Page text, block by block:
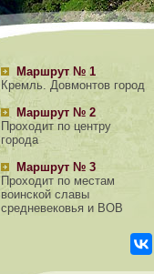
Маршрут № 1
Кремль. Довмонтов город
Маршрут № 2
Проходит по центру
города
Маршрут № 3
Проходит по местам
воинской славы
средневековья и ВОВ